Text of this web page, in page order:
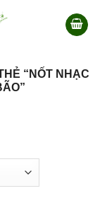
“NỐT NHẠC